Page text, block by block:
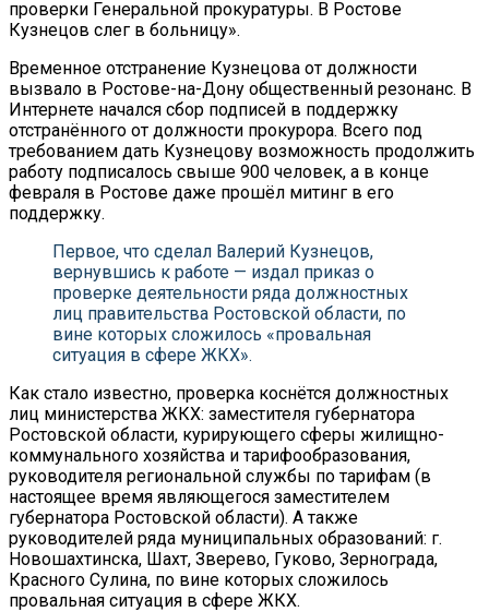
проверки Генеральной прокуратуры. В Ростове
Кузнецов слег в больницу».
Временное отстранение Кузнецова от должности
вызвало в Ростове-на-Дону общественный резонанс. В
Интернете начался сбор подписей в поддержку
отстранённого от должности прокурора. Всего под
требованием дать Кузнецову возможность продолжить
работу подписалось свыше 900 человек, а в конце
февраля в Ростове даже прошёл митинг в его
поддержку.
Первое, что сделал Валерий Кузнецов,
вернувшись к работе — издал приказ о
проверке деятельности ряда должностных
лиц правительства Ростовской области, по
вине которых сложилось «провальная
ситуация в сфере ЖКХ».
Как стало известно, проверка коснётся должностных
лиц министерства ЖКХ: заместителя губернатора
Ростовской области, курирующего сферы жилищно-
коммунального хозяйства и тарифообразования,
руководителя региональной службы по тарифам (в
настоящее время являющегося заместителем
губернатора Ростовской области). А также
руководителей ряда муниципальных образований: г.
Новошахтинска, Шахт, Зверево, Гуково, Зернограда,
Красного Сулина, по вине которых сложилось
провальная ситуация в сфере ЖКХ.